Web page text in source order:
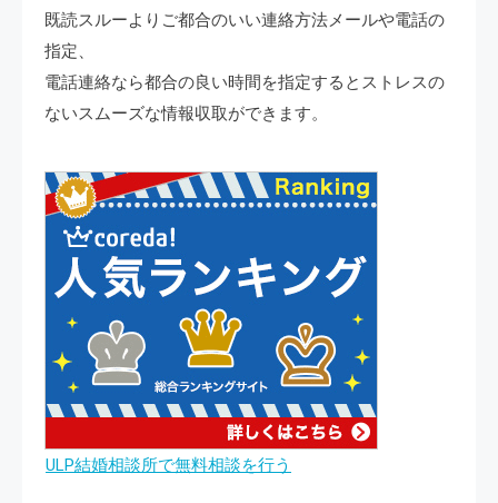
既読スルーよりご都合のいい連絡方法メールや電話の
指定、
電話連絡なら都合の良い時間を指定するとストレスの
ないスムーズな情報収取ができます。
ULP結婚相談所で無料相談を行う